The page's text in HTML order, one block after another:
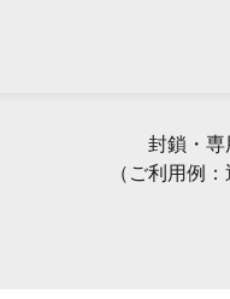
封鎖・
（ご利用例